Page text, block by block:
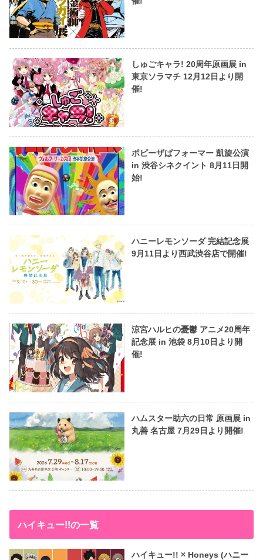
しゅごキャラ! 20周年原画展 in
東京ソラマチ 12月12日より開
催!
ポピーザぱフォーマー 凱旋公演
in 渋谷シネクイント 8月11日開
始!
ハニーレモンソーダ 完結記念展
9月11日より西武渋谷店で開催!
涼宮ハルヒの憂鬱 アニメ20周年
記念展 in 池袋 8月10日より開
催!
ハムスター助六の日常 原画展 in
丸善 名古屋 7月29日より開催!
ハイキュー!!の一覧
ハイキュー!! × Honeys (ハニー